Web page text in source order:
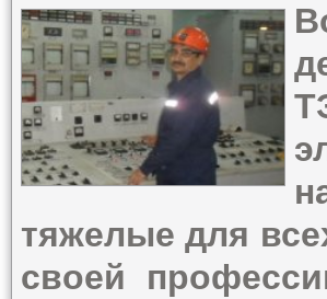
тяжелые для
своей